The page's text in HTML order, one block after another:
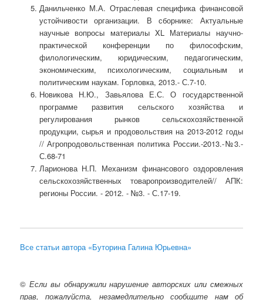
Данильченко М.А. Отраслевая специфика финансовой
устойчивости организации. В сборнике: Актуальные
научные вопросы материалы XL Материалы научно-
практической конференции по философским,
филологическим, юридическим, педагогическим,
экономическим, психологическим, социальным и
политическим наукам. Горловка, 2013.- С.7-10.
Новикова Н.Ю., Завьялова Е.С. О государственной
программе развития сельского хозяйства и
регулирования рынков сельскохозяйственной
продукции, сырья и продовольствия на 2013-2012 годы
// Агропродовольственная политика России.-2013.-№3.-
С.68-71
Ларионова Н.П. Механизм финансового оздоровления
сельскохозяйственных товаропроизводителей// АПК:
регионы России. - 2012. - №3. - С.17-19.
Все статьи автора «Буторина Галина Юрьевна»
© Если вы обнаружили нарушение авторских или смежных
прав, пожалуйста, незамедлительно сообщите нам об